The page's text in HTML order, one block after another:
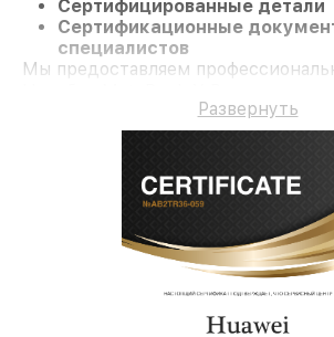
Сертифицированные детали
Сертификационные
специалистов
Мы предоставляем
Развернуть